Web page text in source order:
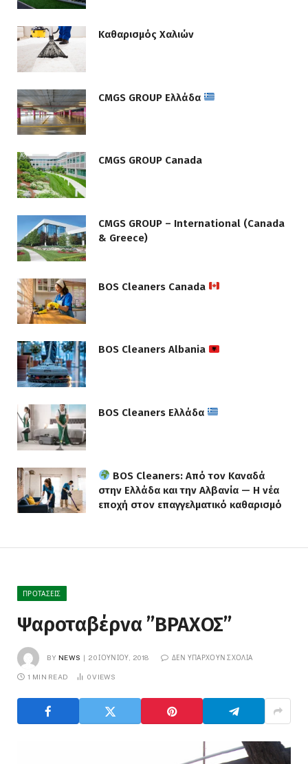
Καθαρισμός Χαλιών
CMGS GROUP Ελλάδα
CMGS GROUP Canada
CMGS GROUP – International (Canada
& Greece)
BOS Cleaners Canada
BOS Cleaners Albania
BOS Cleaners Ελλάδα
BOS Cleaners: Από τον Καναδά
στην Ελλάδα και την Αλβανία — Η νέα
εποχή στον επαγγελματικό καθαρισμό
ΠΡΟΤΆΣΕΙΣ
Ψαροταβέρνα ”ΒΡΑΧΟΣ”
BY NEWS 20 ΙΟΥΝΊΟΥ, 2018 ΔΕΝ ΥΠΆΡΧΟΥΝ ΣΧΌΛΙΑ
1 MIN READ 0VIEWS